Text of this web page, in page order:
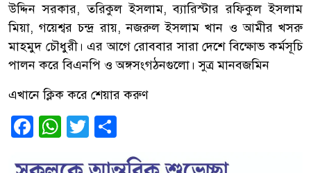
উদ্দিন সরকার, তরিকুল ইসলাম, ব্যারিস্টার রফিকুল ইসলাম
মিয়া, গয়েশ্বর চন্দ্র রায়, নজরুল ইসলাম খান ও আমীর খসরু
মাহমুদ চৌধুরী। এর আগে রোববার সারা দেশে বিক্ষোভ কর্মসূচি
পালন করে বিএনপি ও অঙ্গসংগঠনগুলো। সুত্র মানবজমিন
এখানে ক্লিক করে শেয়ার করুণ
Facebook
WhatsApp
Twitter